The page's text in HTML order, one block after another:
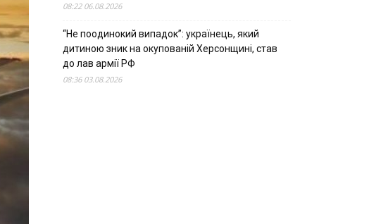
08:22 06.08.2026
“Не поодинокий випадок”: українець, який
дитиною зник на окупованій Херсонщині, став
до лав армії РФ
08:36 03.08.2026